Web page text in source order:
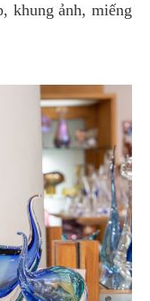
khung ảnh, miếng